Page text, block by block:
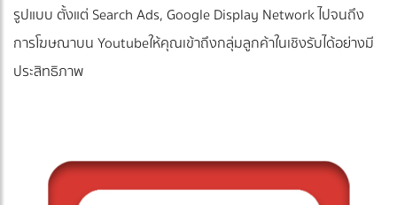
รูปแบบ ตั้งแต่ Search Ads, Google Display Network ไปจนถึง
การโฆษณาบน Youtubeให้คุณเข้าถึงกลุ่มลูกค้าในเชิงรับได้อย่างมี
ประสิทธิภาพ